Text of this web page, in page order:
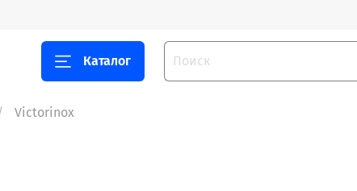
Каталог
Victorinox